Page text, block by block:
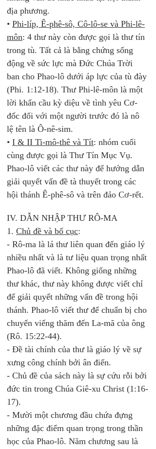
địa phương.
• Phi-líp, Ê-phê-sô, Cô-lô-se và Phi-lê-
môn: 4 thư này còn được gọi là thư tín
trong tù. Tất cả là bằng chứng sống
động về sức lực mà Đức Chúa Trời
ban cho Phao-lô dưới áp lực của tù đày
(Phi. 1:12-18). Thư Phi-lê-môn là một
lời khẩn cầu kỳ diệu về tình yêu Cơ-
đốc đối với một người trước đó là nô
lệ tên là Ô-nê-sim.
• I & II Ti-mô-thê và Tít: nhóm cuối
cùng được gọi là Thư Tín Mục Vụ.
Phao-lô viết các thư này để hướng dẫn
giải quyết vấn đề tà thuyết trong các
hội thánh Ê-phê-sô và trên đảo Cơ-rết.
IV. DẪN NHẬP THƯ RÔ-MA
1. Chủ đề và bố cục:
- Rô-ma là lá thư liên quan đến giáo lý
nhiều nhất và là tư liệu quan trọng nhất
Phao-lô đã viết. Không giống những
thư khác, thư này không được viết chỉ
để giải quyết những vấn đề trong hội
thánh. Phao-lô viết thư để chuẩn bị cho
chuyến viếng thăm đến La-mã của ông
(Rô. 15:22-44).
- Đề tài chính của thư là giáo lý về sự
xưng công chính bởi ân điển.
- Chủ đề của sách này là sự cứu rỗi bởi
đức tin trong Chúa Giê-xu Christ (1:16-
17).
- Mười một chương đầu chứa đựng
những đặc điểm quan trọng trong thần
học của Phao-lô. Năm chương sau là